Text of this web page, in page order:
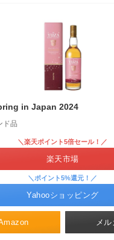
in Japan 2024
ド品
＼楽天ポイント5倍セール！／
楽天市場
＼ポイント5%還元！／
Yahooショッピング
メル